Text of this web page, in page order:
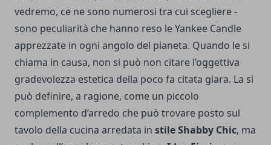
vedremo, ce ne sono numerosi tra cui scegliere -
sono peculiarità che hanno reso le Yankee Candle
apprezzate in ogni angolo del pianeta. Quando le si
chiama in causa, non si può non citare l’oggettiva
gradevolezza estetica della poco fa citata giara. La si
può definire, a ragione, come un piccolo
complemento d’arredo che può trovare posto sul
tavolo della cucina arredata in stile Shabby Chic, ma